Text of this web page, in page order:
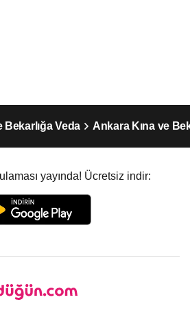
Bekarlığa Veda Ankara Kına ve
yayında! Ücretsiz indir: